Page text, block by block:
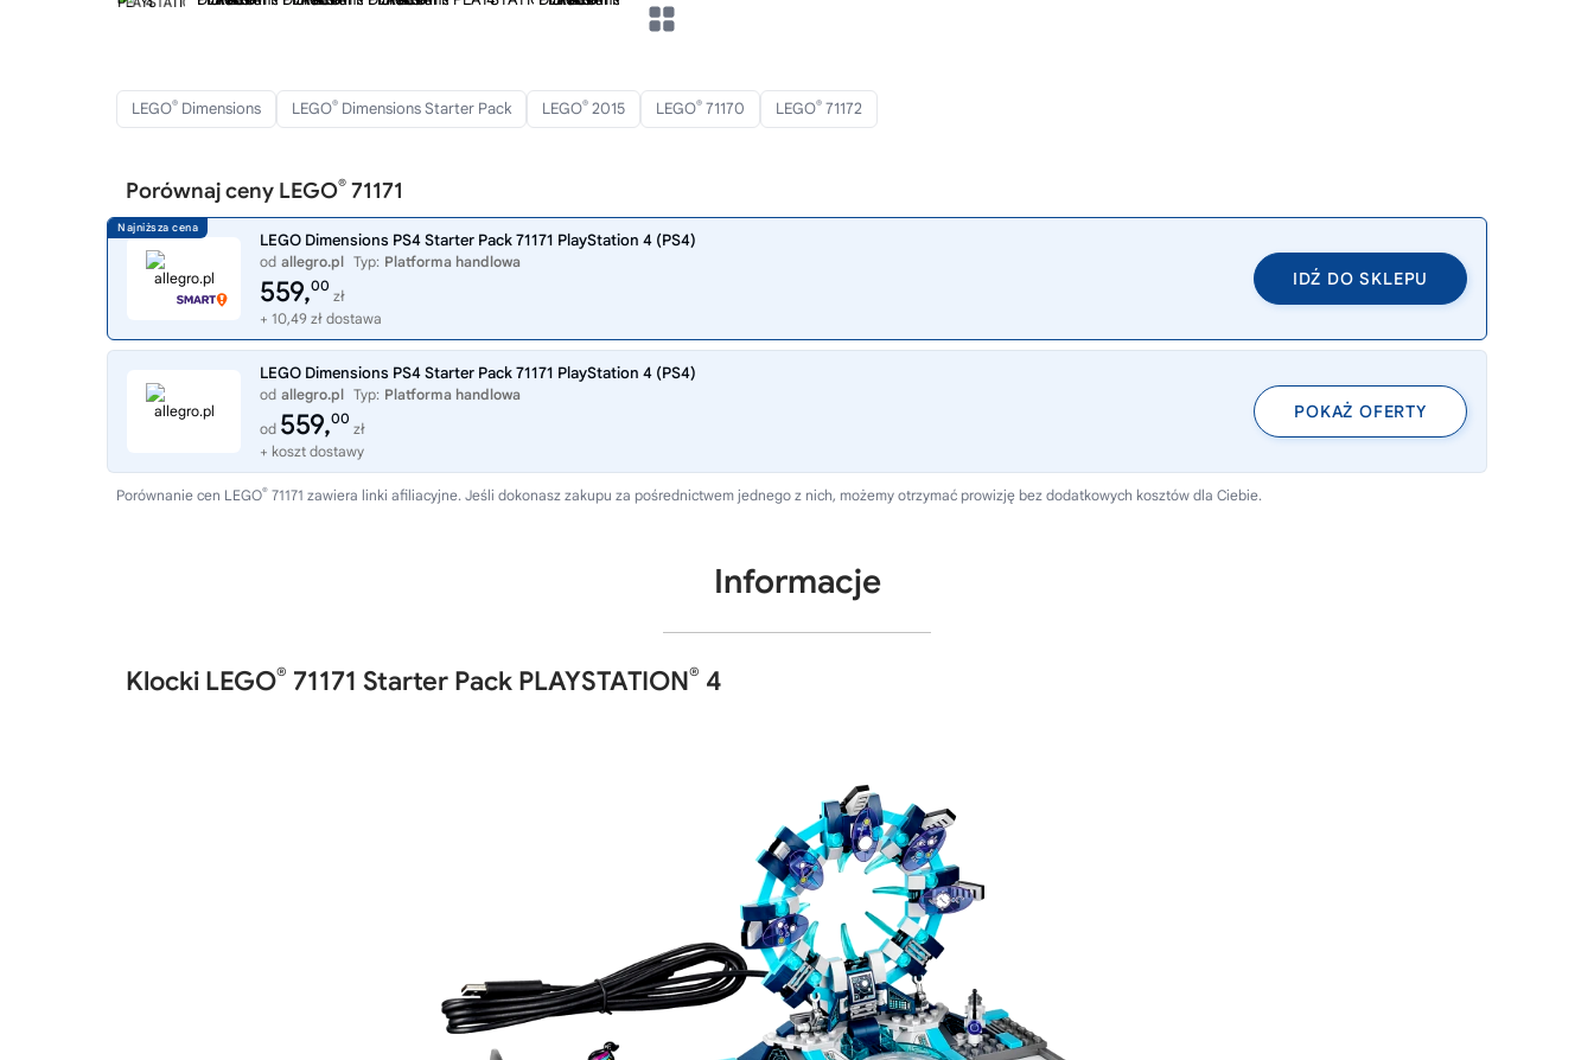
LEGO® Dimensions LEGO® Dimensions Starter Pack LEGO® 2015 LEGO® 71170 LEGO® 71172
Porównaj ceny LEGO® 71171
LEGO Dimensions PS4 Starter Pack 71171 PlayStation 4 (PS4)
od allegro.pl Typ: Platforma handlowa
559,00
zł
+ 10,49 zł dostawa
IDŹ DO SKLEPU
LEGO Dimensions PS4 Starter Pack 71171 PlayStation 4 (PS4)
od allegro.pl Typ: Platforma handlowa
od 559,00
zł
+ koszt dostawy
POKAŻ OFERTY
Porównanie cen LEGO® 71171 zawiera linki afiliacyjne. Jeśli dokonasz zakupu za pośrednictwem jednego z nich, możemy otrzymać prowizję bez dodatkowych kosztów dla Ciebie.
Informacje
Klocki LEGO® 71171 Starter Pack PLAYSTATION® 4